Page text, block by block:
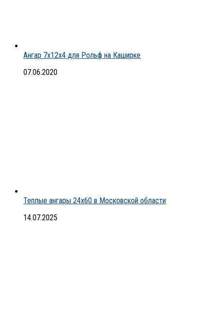
Ангар 7х12х4 для Рольф на Каширке
07.06.2020
Теплые ангары 24х60 в Московской области
14.07.2025